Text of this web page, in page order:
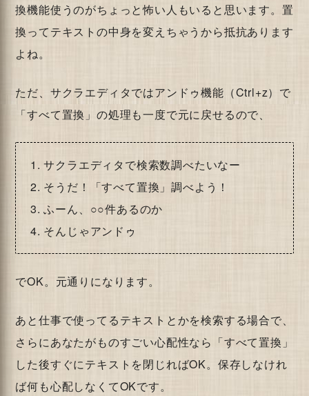
換機能使うのがちょっと怖い人もいると思います。置
換ってテキストの中身を変えちゃうから抵抗あります
よね。
ただ、サクラエディタではアンドゥ機能（Ctrl+z）で
「すべて置換」の処理も一度で元に戻せるので、
サクラエディタで検索数調べたいなー
そうだ！「すべて置換」調べよう！
ふーん、○○件あるのか
そんじゃアンドゥ
でOK。元通りになります。
あと仕事で使ってるテキストとかを検索する場合で、
さらにあなたがものすごい心配性なら「すべて置換」
した後すぐにテキストを閉じればOK。保存しなけれ
ば何も心配しなくてOKです。